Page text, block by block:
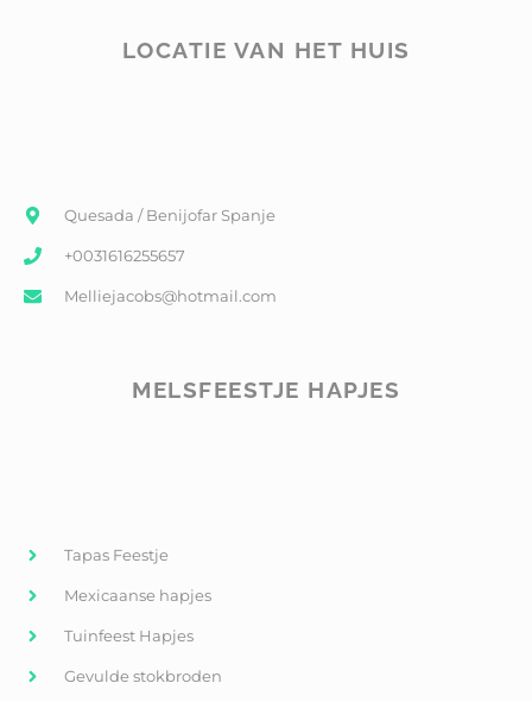
LOCATIE VAN HET HUIS
Quesada / Benijofar Spanje
+0031616255657
Melliejacobs@hotmail.com
MELSFEESTJE HAPJES
Tapas Feestje
Mexicaanse hapjes
Tuinfeest Hapjes
Gevulde stokbroden